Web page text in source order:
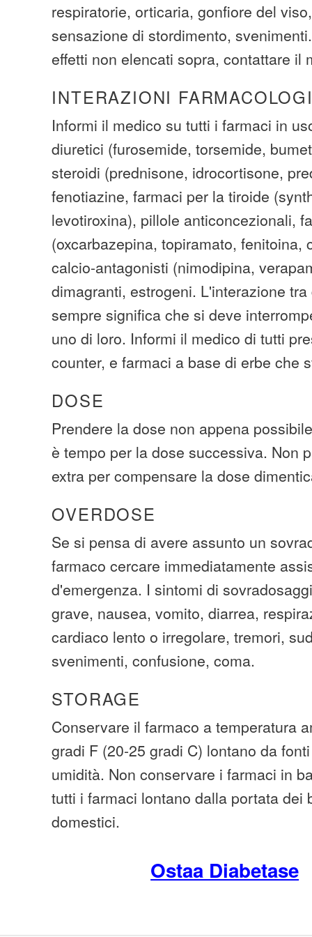
respiratorie, orticaria, gonfiore del
sensazione di stordimento,
effetti non elencati sopra, contattare il
INTERAZIONI
Informi il medico su tutti i farmaci in
diuretici (furosemide, torsemide,
steroidi (prednisone, idrocortisone,
fenotiazine, farmaci per la tiroide
levotiroxina), pillole anticoncezionali,
(oxcarbazepina, topiramato, fenitoina,
calcio-antagonisti (nimodipina,
dimagranti, estrogeni. L'interazione
sempre significa che si deve
uno di loro. Informi il medico di tutti
counter, e farmaci a base di erbe che
DOSE
Prendere la dose non appena
è tempo per la dose successiva. Non
extra per compensare la dose
OVERDOSE
Se si pensa di avere assunto un
farmaco cercare immediatamente
d'emergenza. I sintomi di
grave, nausea, vomito, diarrea,
cardiaco lento o irregolare, tremori,
svenimenti, confusione, coma.
STORAGE
Conservare il farmaco a temperatura
gradi F (20-25 gradi C) lontano da
umidità. Non conservare i farmaci in
tutti i farmaci lontano dalla portata dei
domestici.
Ostaa Diabetase